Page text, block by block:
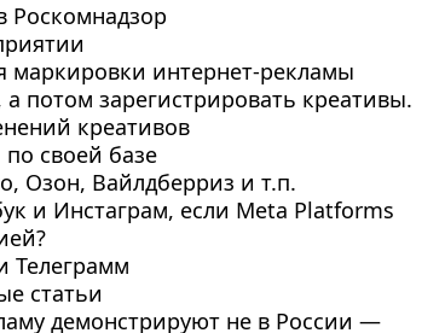
Роскомнадзор
маркировки интернет-рекламы
потом зарегистрировать креативы.
креативов
своей базе
Озон, Вайлдберриз и т.п.
и Инстаграм, если Meta Platforms
Телеграмм
статьи
демонстрируют не в России —